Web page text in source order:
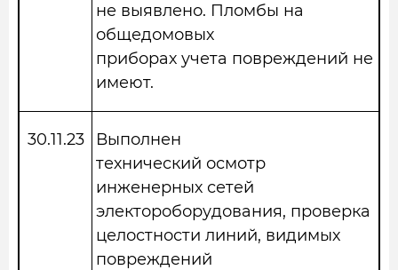
не выявлено. Пломбы на
общедомовых
приборах учета повреждений не
имеют.
30.11.23
Выполнен
технический осмотр
инженерных сетей
электороборудования, проверка
целостности линий, видимых
повреждений